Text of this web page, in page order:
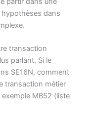
hypothèses dans
transaction
parlant. Si le
SE16N, comment
transaction métier
MB52 (liste